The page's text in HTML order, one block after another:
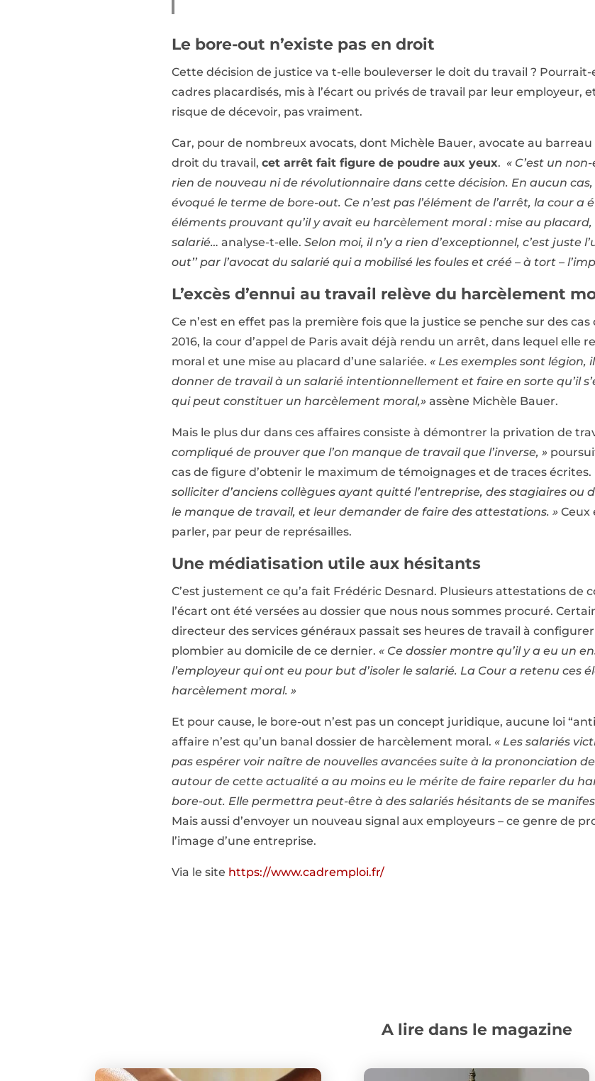
Le bore-out n’existe pas en droit
Cette décision de justice va t-elle bouleverser le doit du travail ?
cadres placardisés, mis à l’écart ou privés de travail par leur employeur,
risque de décevoir, pas vraiment.
Car, pour de nombreux avocats, dont Michèle Bauer, avocate au
droit du travail, cet arrêt fait figure de poudre aux yeux. « C’est un
rien de nouveau ni de révolutionnaire dans cette décision. En aucun cas,
évoqué le terme de bore-out. Ce n’est pas l’élément de l’arrêt, la cour
éléments prouvant qu’il y avait eu harcèlement moral : mise au
salarié… analyse-t-elle. Selon moi, il n’y a rien d’exceptionnel, c’est juste
out’’ par l’avocat du salarié qui a mobilisé les foules et créé – à tort –
L’excès d’ennui au travail relève du harcèlement
Ce n’est en effet pas la première fois que la justice se penche sur des
2016, la cour d’appel de Paris avait déjà rendu un arrêt, dans lequel elle
moral et une mise au placard d’une salariée. « Les exemples sont légion,
donner de travail à un salarié intentionnellement et faire en sorte qu’il
qui peut constituer un harcèlement moral,»assène Michèle Bauer.
Mais le plus dur dans ces affaires consiste à démontrer la privation de
compliqué de prouver que l’on manque de travail que l’inverse, »
cas de figure d’obtenir le maximum de témoignages et de traces écrites.
solliciter d’anciens collègues ayant quitté l’entreprise, des stagiaires
le manque de travail, et leur demander de faire des attestations. »Ceux
parler, par peur de représailles.
Une médiatisation utile aux hésitants
C’est justement ce qu’a fait Frédéric Desnard. Plusieurs attestations de
l’écart ont été versées au dossier que nous nous sommes procuré.
directeur des services généraux passait ses heures de travail à
plombier au domicile de ce dernier. « Ce dossier montre qu’il y a eu un
l’employeur qui ont eu pour but d’isoler le salarié. La Cour a retenu ces
harcèlement moral. »
Et pour cause, le bore-out n’est pas un concept juridique, aucune loi
affaire n’est qu’un banal dossier de harcèlement moral. « Les salariés
pas espérer voir naître de nouvelles avancées suite à la prononciation
autour de cette actualité a au moins eu le mérite de faire reparler du
bore-out. Elle permettra peut-être à des salariés hésitants de se
Mais aussi d’envoyer un nouveau signal aux employeurs – ce genre de
l’image d’une entreprise.
Via le site https://www.cadremploi.fr/
A lire dans le magazine